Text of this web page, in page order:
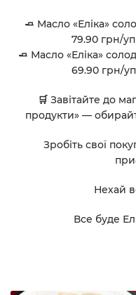
🧈 Масло «Еліка»
79.90 грн/
🧈 Масло «Еліка»
69.90 грн/
🛒 Завітайте до
продукти» —
Зробіть свої
Нехай
Все буде